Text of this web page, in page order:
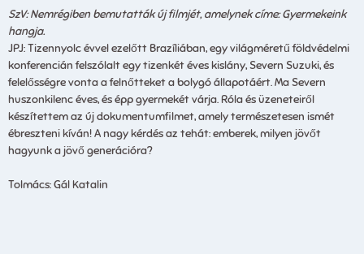
SzV: Nemrégiben bemutatták új filmjét, amelynek címe: Gyermekeink
hangja.
JPJ: Tizennyolc évvel ezelőtt Brazíliában, egy világméretű földvédelmi
konferencián felszólalt egy tizenkét éves kislány, Severn Suzuki, és
felelősségre vonta a felnőtteket a bolygó állapotáért. Ma Severn
huszonkilenc éves, és épp gyermekét várja. Róla és üzeneteiről
készítettem az új dokumentumfilmet, amely természetesen ismét
ébreszteni kíván! A nagy kérdés az tehát: emberek, milyen jövőt
hagyunk a jövő generációra?
Tolmács: Gál Katalin